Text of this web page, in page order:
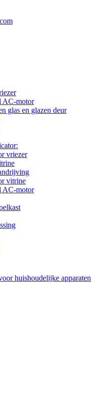
AC-motor
glas en glazen deur
vriezer
vitrine
AC-motor
huishoudelijke apparaten